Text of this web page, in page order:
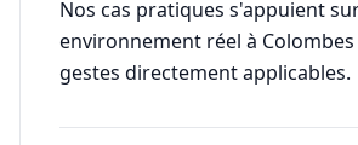
Nos cas pratiques s'appuient
environnement réel à
gestes directement applicables.